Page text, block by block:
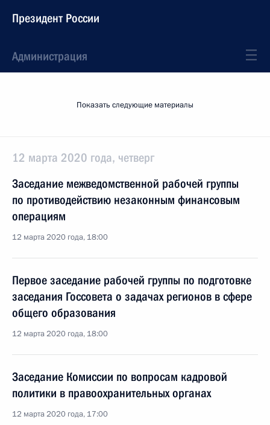
Президент России
Администрация
Показать следующие материалы
12 марта 2020 года, четверг
Заседание межведомственной рабочей группы
по противодействию незаконным финансовым
операциям
12 марта 2020 года, 18:00
Первое заседание рабочей группы по подготовке
заседания Госсовета о задачах регионов в сфере
общего образования
12 марта 2020 года, 18:00
Заседание Комиссии по вопросам кадровой
политики в правоохранительных органах
12 марта 2020 года, 17:00